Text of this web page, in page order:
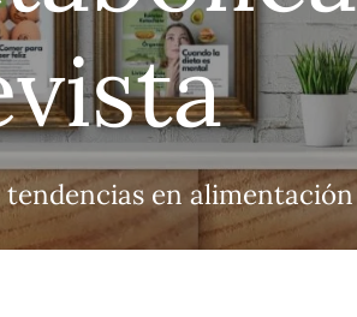
en alimentación